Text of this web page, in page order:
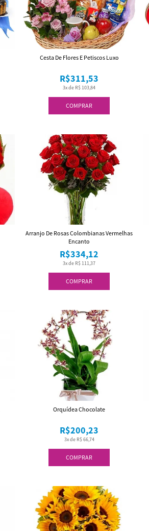
COMPRAR
3x de R$ 103,84
R$311,53
Cesta De Flores E Petiscos Luxo
COMPRAR
3x de R$ 111,37
R$334,12
Arranjo De Rosas Colombianas Vermelhas
Encanto
COMPRAR
3x de R$ 66,74
R$200,23
Orquídea Chocolate